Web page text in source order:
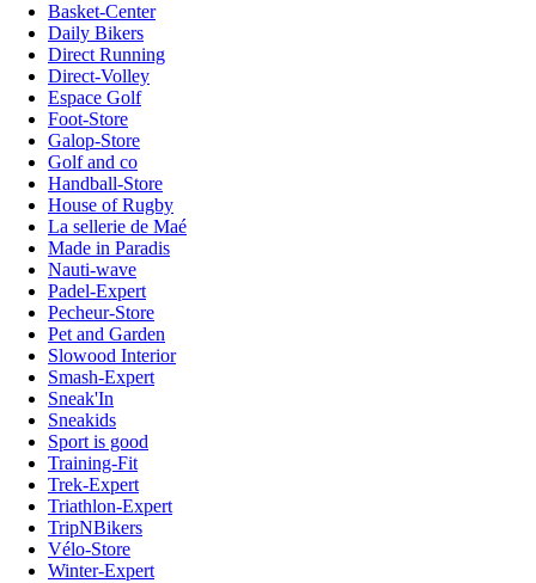
Basket-Center
Daily Bikers
Direct Running
Direct-Volley
Espace Golf
Foot-Store
Galop-Store
Golf and co
Handball-Store
House of Rugby
La sellerie de Maé
Made in Paradis
Nauti-wave
Padel-Expert
Pecheur-Store
Pet and Garden
Slowood Interior
Smash-Expert
Sneak'In
Sneakids
Sport is good
Training-Fit
Trek-Expert
Triathlon-Expert
TripNBikers
Vélo-Store
Winter-Expert